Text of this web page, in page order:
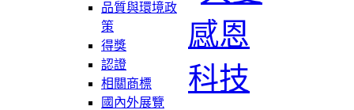
品質與環境政
策
得獎
認證
相關商標
國內外展覽